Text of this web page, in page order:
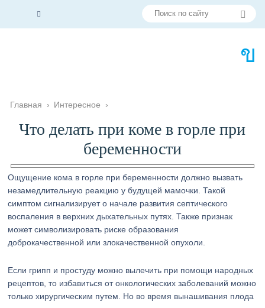
Главная › Интересное ›
Что делать при коме в горле при
беременности
Ощущение кома в горле при беременности должно вызвать
незамедлительную реакцию у будущей мамочки. Такой
симптом сигнализирует о начале развития септического
воспаления в верхних дыхательных путях. Также признак
может символизировать риске образования
доброкачественной или злокачественной опухоли.
Если грипп и простуду можно вылечить при помощи народных
рецептов, то избавиться от онкологических заболеваний можно
только хирургическим путем. Но во время вынашивания плода